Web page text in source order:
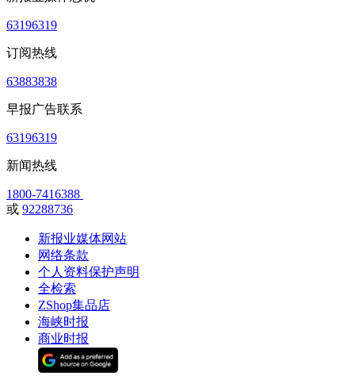
63196319
订阅热线
63883838
早报广告联系
63196319
新闻热线
1800-7416388
或 92288736
新报业媒体网站
网络条款
个人资料保护声明
全检索
ZShop集品店
海峡时报
商业时报